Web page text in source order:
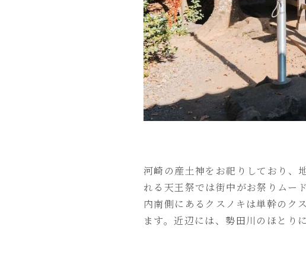
河崎の産土神をお祀りしており、
れる天王祭では街中がお祭りムー
内南側にあるクスノキは単幹のク
ます。近辺には、勢田川のほとり